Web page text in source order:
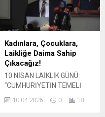
Kadınlara, Çocuklara,
Laikliğe Daima Sahip
Çıkacağız!
10 NİSAN LAİKLİK GÜNÜ:
“CUMHURİYETİN TEMELİ
LAİKLİKTİR” Atatürkçü
Düşünce Derneği Bursa
10.04.2026 0 18